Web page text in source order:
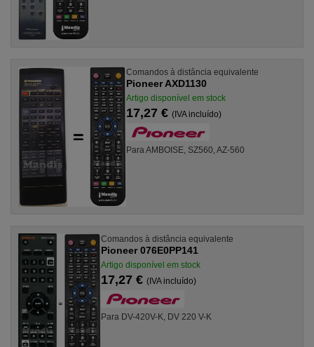
Comandos à distância equivalente
Pioneer AXD1130
Artigo disponível em stock
17,27 € (IVA incluído)
Para AMBOISE, SZ560, AZ-560
Comandos à distância equivalente
Pioneer 076E0PP141
Artigo disponível em stock
17,27 € (IVA incluído)
Para DV-420V-K, DV 220 V-K